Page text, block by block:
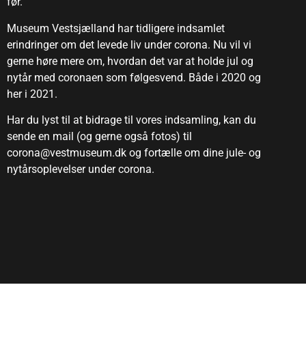
Museum Vestsjælland har tidligere indsamlet
erindringer om det levede liv under corona. Nu vil vi
gerne høre mere om, hvordan det var at holde jul og
nytår med coronaen som følgesvend. Både i 2020 og
her i 2021.
Har du lyst til at bidrage til vores indsamling, kan du
sende en mail (og gerne også fotos) til
corona@vestmuseum.dk og fortælle om dine jule- og
nytårsoplevelser under corona.